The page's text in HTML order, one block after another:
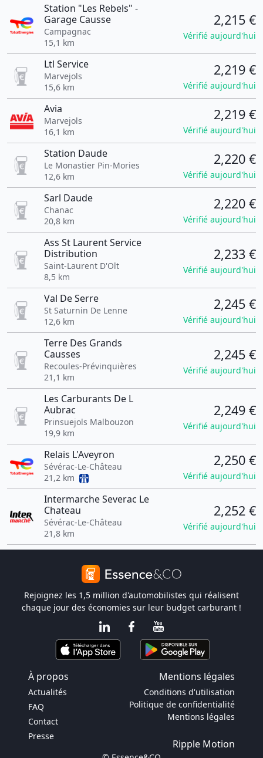
Station "Les Rebels" -
Garage Causse
Campagnac
15,1 km
2,215 €
Vérifié aujourd'hui
Ltl Service
Marvejols
15,6 km
2,219 €
Vérifié aujourd'hui
Avia
Marvejols
16,1 km
2,219 €
Vérifié aujourd'hui
Station Daude
Le Monastier Pin-Mories
12,6 km
2,220 €
Vérifié aujourd'hui
Sarl Daude
Chanac
20,8 km
2,220 €
Vérifié aujourd'hui
Ass St Laurent Service
Distribution
Saint-Laurent D'Olt
8,5 km
2,233 €
Vérifié aujourd'hui
Val De Serre
St Saturnin De Lenne
12,6 km
2,245 €
Vérifié aujourd'hui
Terre Des Grands
Causses
Recoules-Prévinquières
21,1 km
2,245 €
Vérifié aujourd'hui
Les Carburants De L
Aubrac
Prinsuejols Malbouzon
19,9 km
2,249 €
Vérifié aujourd'hui
Relais L'Aveyron
Sévérac-Le-Château
21,2 km
2,250 €
Vérifié aujourd'hui
Intermarche Severac Le
Chateau
Sévérac-Le-Château
21,8 km
2,252 €
Vérifié aujourd'hui
Rejoignez les 1,5 million d'automobilistes qui réalisent
chaque jour des économies sur leur budget carburant !
À propos Mentions légales
Actualités
FAQ
Contact
Presse
Conditions d'utilisation
Politique de confidentialité
Mentions légales
Ripple Motion